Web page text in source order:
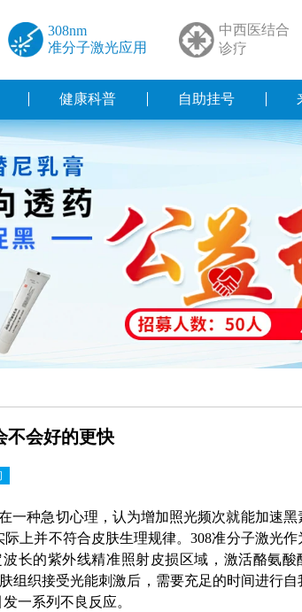
308nm
准分子激光应用
中西医结合
诊疗
健康科普 自助挂号
不会好的更快
一种急切心理，认为增加照光频次就能加速黑
上并不符合皮肤生理规律。308准分子激光作
长的紫外线精准照射皮损区域，激活酪氨酸
组织接受光能刺激后，需要充足的时间进行自
一系列不良反应。